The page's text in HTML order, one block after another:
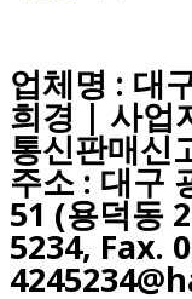
업체명 : 대
희경 | 사업
통신판매신
주소 : 대구
51 (용덕동
5234, Fax.